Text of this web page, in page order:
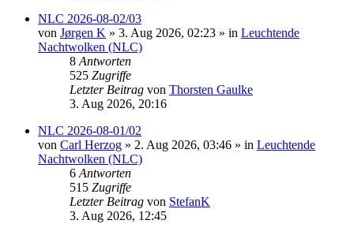
NLC 2026-08-02/03
von Jørgen K » 3. Aug 2026, 02:23 » in Leuchtende
Nachtwolken (NLC)
8 Antworten
525 Zugriffe
Letzter Beitrag von Thorsten Gaulke
3. Aug 2026, 20:16
NLC 2026-08-01/02
von Carl Herzog » 2. Aug 2026, 03:46 » in Leuchtende
Nachtwolken (NLC)
6 Antworten
515 Zugriffe
Letzter Beitrag von StefanK
3. Aug 2026, 12:45